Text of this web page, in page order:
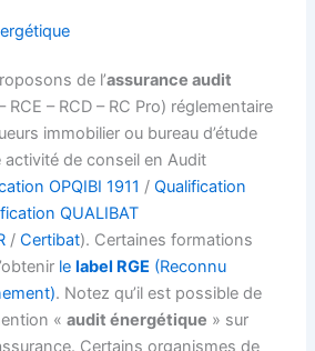
de l’assurance audit
RCE – RCD – RC Pro) réglementaire
immobilier ou bureau d’étude
activité de conseil en Audit
OPQIBI 1911 /Qualification
QUALIBAT
/Certibat). Certaines formations
lelabel RGE (Reconnu
. Notez qu’il est possible de
«audit énergétique » sur
Certains organismes de